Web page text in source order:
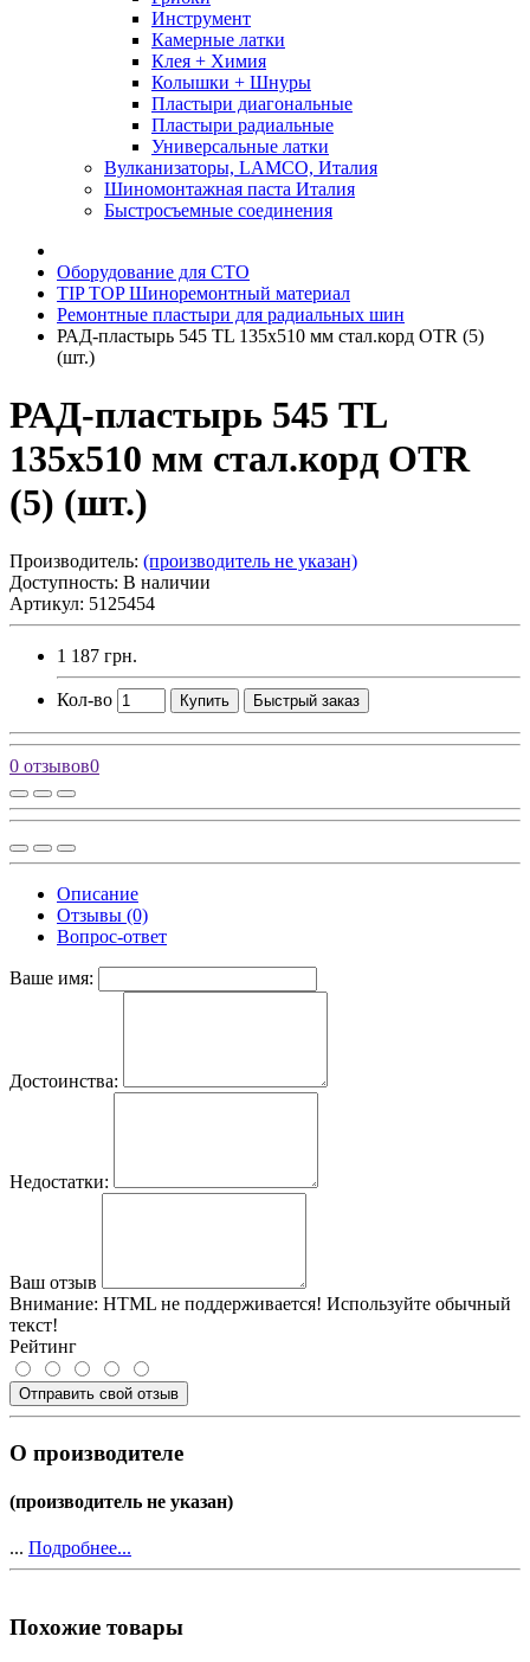
Инструмент
Камерные латки
Клея + Химия
Колышки + Шнуры
Пластыри диагональные
Пластыри радиальные
Универсальные латки
Вулканизаторы, LAMCO, Италия
Шиномонтажная паста Италия
Быстросъемные соединения
Оборудование для СТО
TIP TOP Шиноремонтный материал
Ремонтные пластыри для радиальных шин
РАД-пластырь 545 TL 135х510 мм стал.корд OTR (5)
(шт.)
РАД-пластырь 545 TL
135х510 мм стал.корд OTR
(5) (шт.)
Производитель: (производитель не указан)
Доступность: В наличии
Артикул: 5125454
1 187 грн.
Кол-во Купить Быстрый заказ
0 отзывов0
Описание
Отзывы (0)
Вопрос-ответ
Ваше имя:
Достоинства:
Недостатки:
Ваш отзыв
Внимание: HTML не поддерживается! Используйте обычный
текст!
Рейтинг
Отправить свой отзыв
О производителе
(производитель не указан)
... Подробнее...
Похожие товары